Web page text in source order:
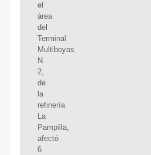
el
área
del
Terminal
Multiboyas
N.
2,
de
la
refinería
La
Pampilla,
afectó
6